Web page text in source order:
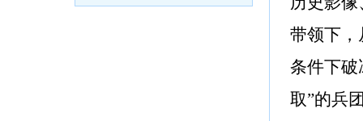
带领下，
条件下破
取”的兵